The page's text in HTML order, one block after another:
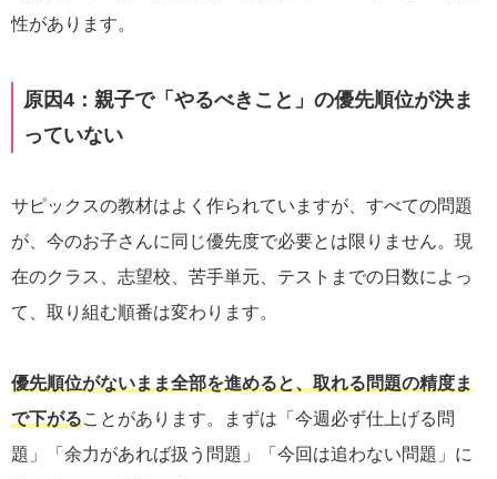
性があります。
原因4：親子で「やるべきこと」の優先順位が決ま
っていない
サピックスの教材はよく作られていますが、すべての問題
が、今のお子さんに同じ優先度で必要とは限りません。現
在のクラス、志望校、苦手単元、テストまでの日数によっ
て、取り組む順番は変わります。
優先順位がないまま全部を進めると、取れる問題の精度ま
で下がることがあります。まずは「今週必ず仕上げる問
題」「余力があれば扱う問題」「今回は追わない問題」に